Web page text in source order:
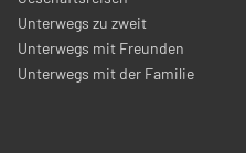
Unterwegs zu zweit
Unterwegs mit Freunden
Unterwegs mit der Familie